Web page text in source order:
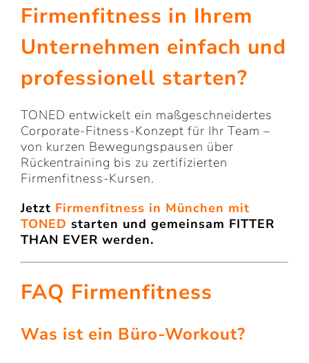
Firmenfitness in Ihrem
Unternehmen einfach und
professionell starten?
TONED entwickelt ein maßgeschneidertes
Corporate-Fitness-Konzept für Ihr Team –
von kurzen Bewegungspausen über
Rückentraining bis zu zertifizierten
Firmenfitness-Kursen.
Jetzt Firmenfitness in München mit
TONED starten und gemeinsam FITTER
THAN EVER werden.
FAQ Firmenfitness
Was ist ein Büro-Workout?